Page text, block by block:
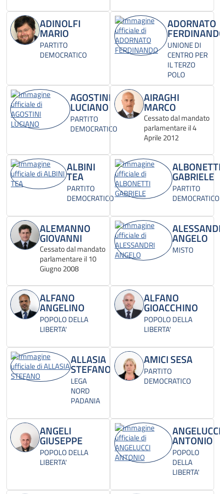
ADINOLFI
MARIO
PARTITO
DEMOCRATICO
ADORNATO
UNIONE DI
CENTRO PER
IL TERZO
POLO
AGOSTINI
LUCIANO
PARTITO
DEMOCRATICO
AIRAGHI
MARCO
Cessato dal mandato
parlamentare il 4
Aprile 2012
ALBINI
TEA
PARTITO
DEMOCRATICO
GABRIELE
PARTITO
DEMOCRATICO
ALEMANNO
GIOVANNI
Cessato dal mandato
parlamentare il 10
Giugno 2008
ANGELO
MISTO
ALFANO
ANGELINO
POPOLO DELLA
LIBERTA'
ALFANO
GIOACCHINO
POPOLO DELLA
LIBERTA'
ALLASIA
STEFANO
LEGA
NORD
PADANIA
AMICI SESA
PARTITO
DEMOCRATICO
ANGELI
GIUSEPPE
POPOLO DELLA
LIBERTA'
ANTONIO
POPOLO
DELLA
LIBERTA'